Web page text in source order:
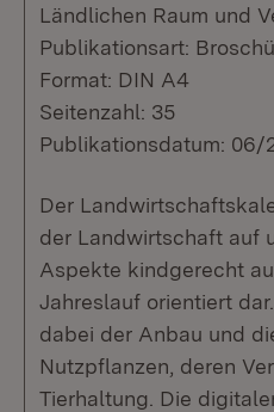
Ländlichen Raum und
Publikationsart:
Format: DIN A4
Seitenzahl: 35
Publikationsdatum: 06/
Der
der Landwirtschaft auf
Aspekte kindgerecht
Jahreslauf orientiert
dabei der Anbau und
Nutzpflanzen, deren
Tierhaltung. Die